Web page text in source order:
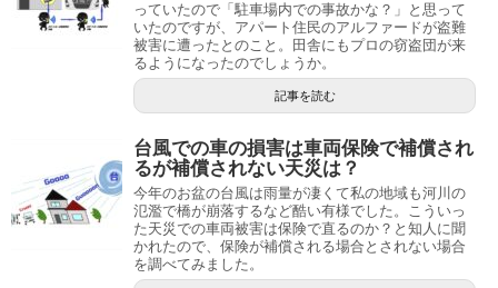
っていたので「駐車場内での事故かな？」と思って
いたのですが、アパート住民のアルファードが盗難
被害に遭ったとのこと。田舎にもプロの窃盗団が来
るようになったのでしょうか。
記事を読む
台風での車の損害は車両保険で補償され
るが補償されない天災は？
今年のお盆の台風は雨量が凄くて私の地域も河川の
氾濫で橋が崩落するなど酷い有様でした。こういっ
た天災での車両被害は保険で直るのか？と知人に聞
かれたので、保険が補償される場合とされない場合
を調べてみました。